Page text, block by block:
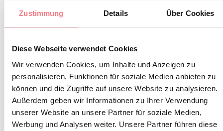
Zustimmung Details Über Cookies
Diese Webseite verwendet Cookies
Wir verwenden Cookies, um Inhalte und Anzeigen zu
personalisieren, Funktionen für soziale Medien anbieten zu
können und die Zugriffe auf unsere Website zu analysieren.
Außerdem geben wir Informationen zu Ihrer Verwendung
unserer Website an unsere Partner für soziale Medien,
Werbung und Analysen weiter. Unsere Partner führen diese
Vorzüge dieser Gegend und des
lokalen Handwerks präsentiert.
Piave „Enzo Colognese“ finden sich
auch Rekonstruktionen von
Flugzeugen aus dem Ersten
Weltkrieg und ein Flugsimulator.